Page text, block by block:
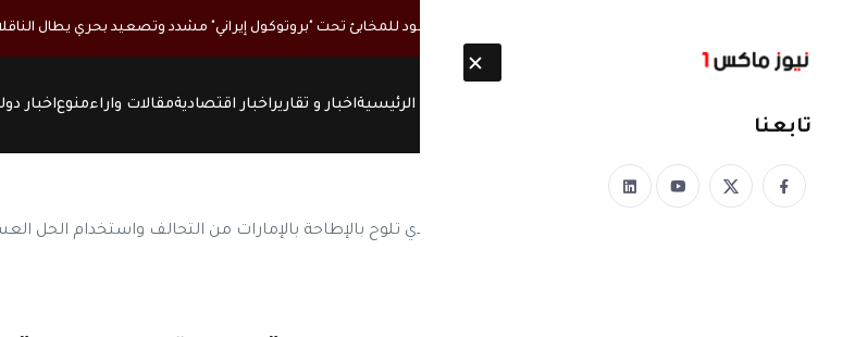
تطورات متلاحقة في صنعاء.. قيادات الحوثي تعود للمخابئ تحت "بروتوكول إيراني" مشدد وتصعيد بحري يطال
الرئيسيةاخبار و تقاريراخبار اقتصاديةمقالات واراءمنوعاخبار
تابعنا